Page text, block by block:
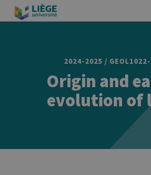
2024-2025 /
Origin and
evolution of